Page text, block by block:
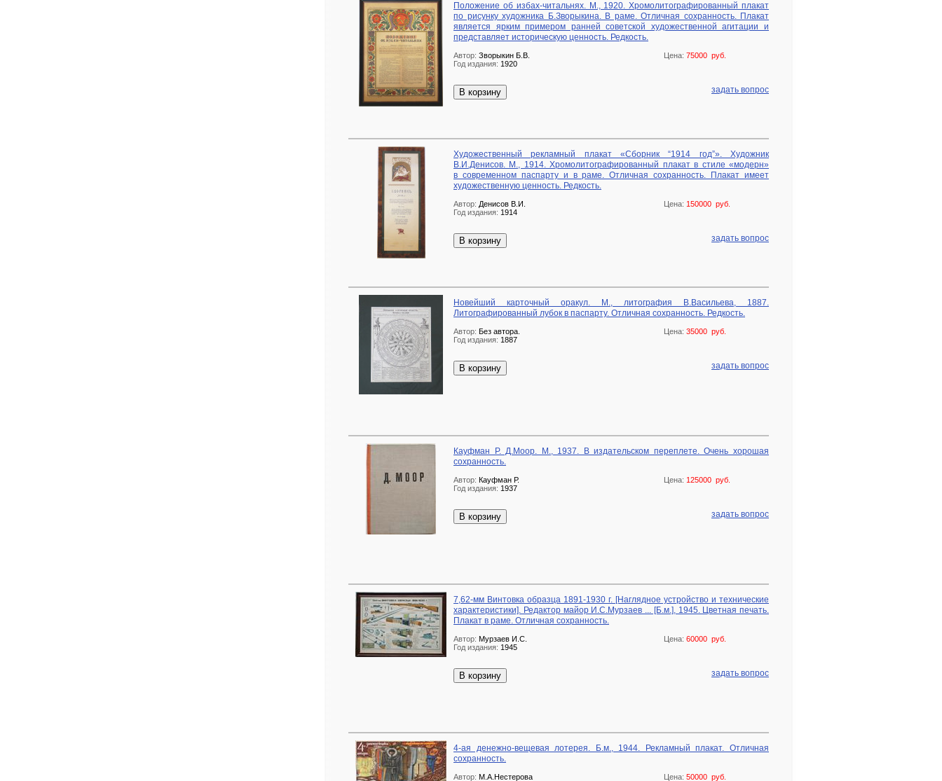
Положение об избах-читальнях. М., 1920. Хромолитографированный плакат
по рисунку художника Б.Зворыкина. В раме. Отличная сохранность. Плакат
является ярким примером ранней советской художественной агитации и
представляет историческую ценность. Редкость.
Цена: 75000 руб.
Автор: Зворыкин Б.В.
Год издания: 1920
В корзину задать вопрос
Художественный рекламный плакат «Сборник “1914 год”». Художник
В.И.Денисов. М., 1914. Хромолитографированный плакат в стиле «модерн»
в современном паспарту и в раме. Отличная сохранность. Плакат имеет
художественную ценность. Редкость.
Цена: 150000 руб.
Автор: Денисов В.И.
Год издания: 1914
В корзину задать вопрос
Новейший карточный оракул. М., литография В.Васильева, 1887.
Литографированный лубок в паспарту. Отличная сохранность. Редкость.
Цена: 35000 руб.
Автор: Без автора.
Год издания: 1887
В корзину задать вопрос
Кауфман Р. Д.Моор. М., 1937. В издательском переплете. Очень хорошая
сохранность.
Цена: 125000 руб.
Автор: Кауфман Р.
Год издания: 1937
В корзину задать вопрос
7,62-мм Винтовка образца 1891-1930 г. [Наглядное устройство и технические
характеристики]. Редактор майор И.С.Мурзаев ... [Б.м.], 1945. Цветная печать.
Плакат в раме. Отличная сохранность.
Цена: 60000 руб.
Автор: Мурзаев И.С.
Год издания: 1945
В корзину задать вопрос
4-ая денежно-вещевая лотерея. Б.м., 1944. Рекламный плакат. Отличная
сохранность.
Цена: 50000 руб.
Автор: М.А.Нестерова